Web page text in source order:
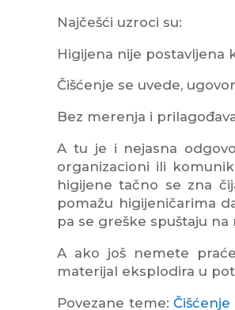
Najčešći uzroci su:
Higijena nije postavljena
Čišćenje se uvede,
Bez merenja i
A tu je i nejasna
organizacioni ili
higijene tačno se zna
pomažu higijeničarima
pa se greške spuštaju na
A ako još nemete
materijal eksplodira u
Povezane teme: